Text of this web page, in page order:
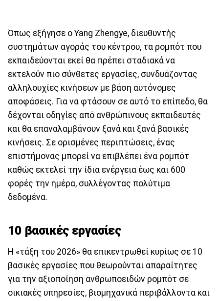
Όπως εξήγησε ο Yang Zhengye, διευθυντής
συστημάτων αγοράς του κέντρου, τα ρομπότ που
εκπαιδεύονται εκεί θα πρέπει σταδιακά να
εκτελούν πιο σύνθετες εργασίες, συνδυάζοντας
αλληλουχίες κινήσεων με βάση αυτόνομες
αποφάσεις. Για να φτάσουν σε αυτό το επίπεδο, θα
δέχονται οδηγίες από ανθρώπινους εκπαιδευτές
και θα επαναλαμβάνουν ξανά και ξανά βασικές
κινήσεις. Σε ορισμένες περιπτώσεις, ένας
επιστήμονας μπορεί να επιβλέπει ένα ρομπότ
καθώς εκτελεί την ίδια ενέργεια έως και 600
φορές την ημέρα, συλλέγοντας πολύτιμα
δεδομένα.
10 βασικές εργασίες
Η «τάξη του 2026» θα επικεντρωθεί κυρίως σε 10
βασικές εργασίες που θεωρούνται απαραίτητες
για την αξιοποίηση ανθρωποειδών ρομπότ σε
οικιακές υπηρεσίες, βιομηχανικά περιβάλλοντα και